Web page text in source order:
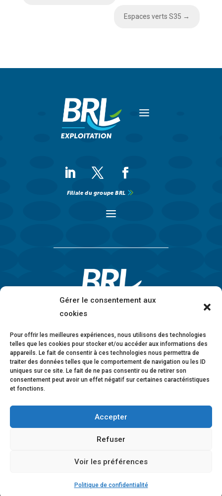
Gérer le consentement aux
cookies
Pour offrir les meilleures expériences, nous utilisons des technologies
telles que les cookies pour stocker et/ou accéder aux informations des
appareils. Le fait de consentir à ces technologies nous permettra de
traiter des données telles que le comportement de navigation ou les ID
uniques sur ce site. Le fait de ne pas consentir ou de retirer son
consentement peut avoir un effet négatif sur certaines caractéristiques
et fonctions.
Accepter
Refuser
Voir les préférences
Politique de confidentialité
Espaces verts S35 →
a
a
Filiale du groupe BRL
• Politique de confidentialité
Lanceurs d’alerte
© 2026 BRL Exploitation